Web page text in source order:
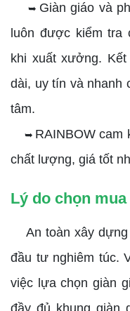
➥ Giàn giáo và
luôn được kiểm
khi xuất xưởng.
dài, uy tín và nhanh
tâm.
➥ RAINBOW cam
chất lượng, giá tốt
Lý do chọn
An toàn xây dựng
đầu tư nghiêm túc.
việc lựa chọn giàn